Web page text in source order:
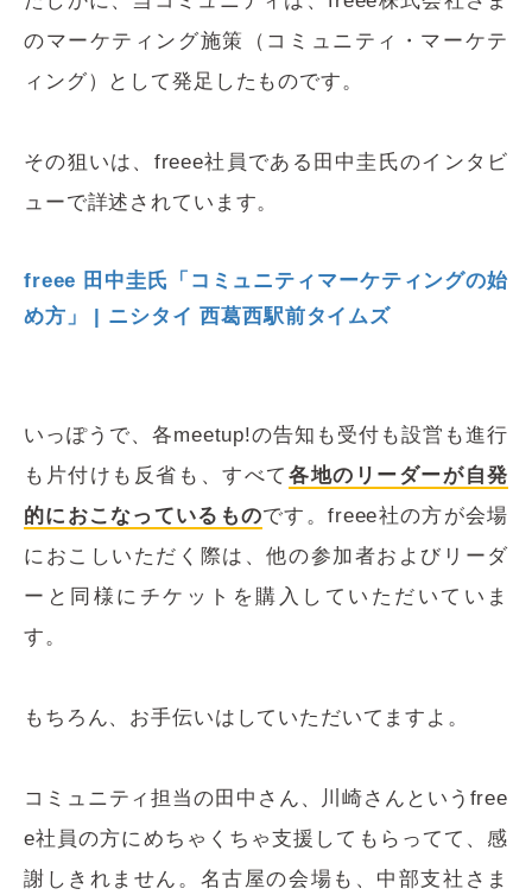
のマーケティング施策（コミュニティ・マーケテ
ィング）として発足したものです。
その狙いは、freee社員である田中圭氏のインタビ
ューで詳述されています。
freee 田中圭氏「コミュニティマーケティングの始
め方」 | ニシタイ 西葛西駅前タイムズ
いっぽうで、各meetup!の告知も受付も設営も進行
も片付けも反省も、すべて 各地のリーダーが自発
的におこなっているものです。freee社の方が会場
におこしいただく際は、他の参加者およびリーダ
ーと同様にチケットを購入していただいていま
す。
もちろん、お手伝いはしていただいてますよ。
コミュニティ担当の田中さん、川崎さんというfree
e社員の方にめちゃくちゃ支援してもらってて、感
謝しきれません。名古屋の会場も、中部支社さま